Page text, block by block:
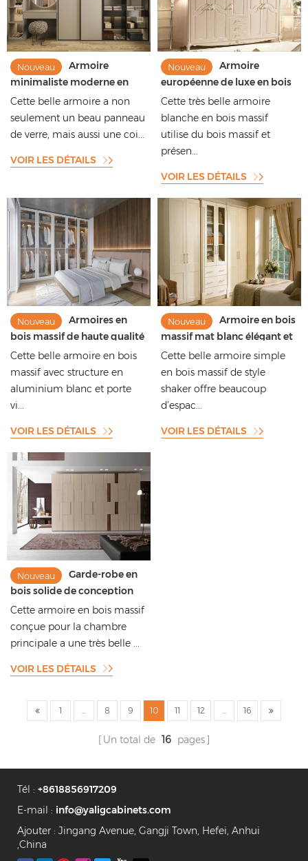
Nouveau
Armoire
minimaliste moderne en
bois massif laqué mat avec
Cette belle armoire a non
seulement un beau panneau
de verre, mais aussi une coi...
VOIR LES DÉTAILS
Nouveau
Armoire
européenne de luxe en bois
massif laqué blanc
Cette très belle armoire
blanche en bois massif
utilise du bois massif et
présen...
VOIR LES DÉTAILS
Nouveau
Armoires en
bois massif de haute qualité
avec des conceptions de
en aluminium
Cette belle armoire en bois
massif avec structure en
aluminium blanc et porte
vi...
VOIR LES DÉTAILS
Nouveau
Armoire en bois
massif mat blanc élégant et
simple pour la chambre
Cette belle armoire simple
en bois massif de style
shaker offre beaucoup
d’espac...
VOIR LES DÉTAILS
Nouveau
Garde-robe en
bois solide de conception
de nouveauté de style
panneau de porte
Cette armoire en bois massif
conçue pour la chambre
principale a une très belle ...
VOIR LES DÉTAILS
1 8 9 10 11 12 16
Un total de 16 pages
Tél : +8618856917209
E-mail : info@yaligcabinets.com
Ajouter : Jingang Avenue, Gangji Town, Hefei, Anhui
,China